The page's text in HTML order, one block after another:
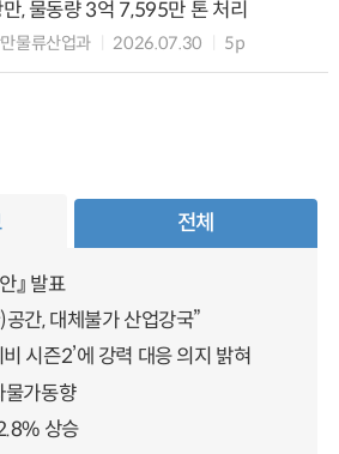
, 물동량 3억 7,595만 톤 처리
물류산업과 2026.07.30 5p
전체
』 발표
간, 대체불가 산업강국”
시즌2’에 강력 대응 의지 밝혀
가동향
상승